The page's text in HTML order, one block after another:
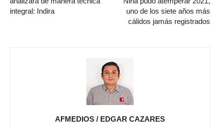
integral: Indira
uno de los siete años más
cálidos jamás registrados
AFMEDIOS / EDGAR CAZARES